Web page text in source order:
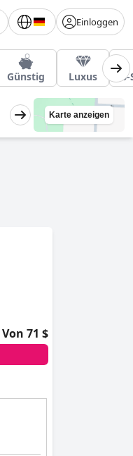
Einloggen
Günstig Luxus
Karte anzeigen
Von 71 $